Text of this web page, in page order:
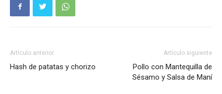
Artículo anterior
Hash de patatas y chorizo
Artículo siguiente
Pollo con Mantequilla de
Sésamo y Salsa de Maní